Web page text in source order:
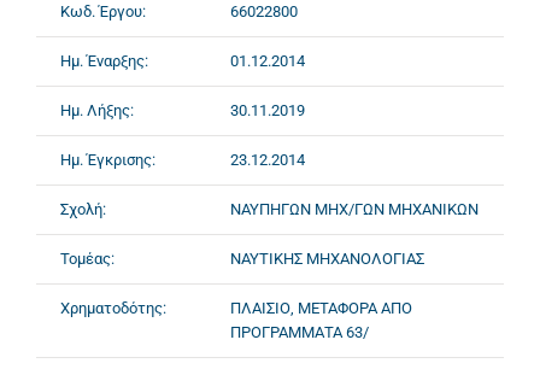
Κωδ. Έργου: 66022800
Ημ. Έναρξης: 01.12.2014
Ημ. Λήξης: 30.11.2019
Ημ. Έγκρισης: 23.12.2014
Σχολή: ΝΑΥΠΗΓΩΝ ΜΗΧ/ΓΩΝ ΜΗΧΑΝΙΚΩΝ
Τομέας: ΝΑΥΤΙΚΗΣ ΜΗΧΑΝΟΛΟΓΙΑΣ
Χρηματοδότης:
ΠΛΑΙΣΙΟ, ΜΕΤΑΦΟΡΑ ΑΠΟ
ΠΡΟΓΡΑΜΜΑΤΑ 63/